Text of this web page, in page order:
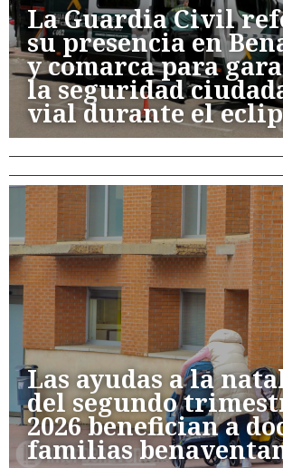
La Guardia Civil
su presencia en
y comarca para
la seguridad
vial durante el
Las ayudas a la
del segundo
2026 benefician a
familias